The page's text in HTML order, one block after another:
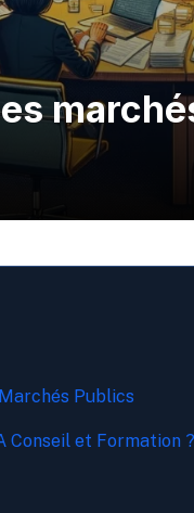
Publics
Conseil et Formation ?